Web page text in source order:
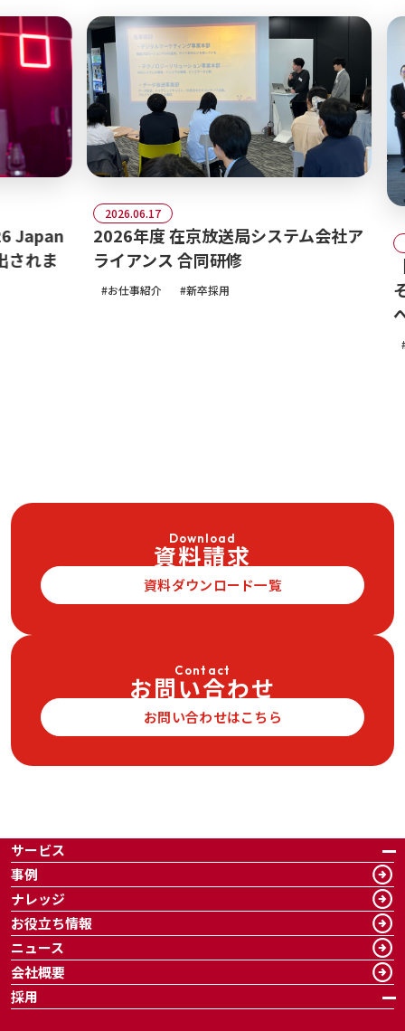
2026.06.17
2026年度 在京放送局システム会社ア
ライアンス 合同研修
お仕事紹介 新卒採用
【
そテ
お仕事
Download
資料請求
資料ダウンロード一覧
Contact
お問い合わせ
お問い合わせはこちら
サービス
事例
ナレッジ
お役立ち情報
ニュース
会社概要
採用